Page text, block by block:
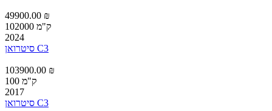
49900.00 ₪
102000 ק"מ
2024
סיטרואן C3
103900.00 ₪
100 ק"מ
2017
סיטרואן C3